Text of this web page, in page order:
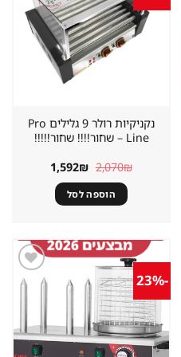
במועדפים
נקניקיות רולר 9 גלילים Pro
Line – שחור!!!! שחור!!!!!
2,070₪ המחיר
המקורי
היה:
2,070₪.
1,592₪ המחיר
הוספה לסל
-23%
שמור